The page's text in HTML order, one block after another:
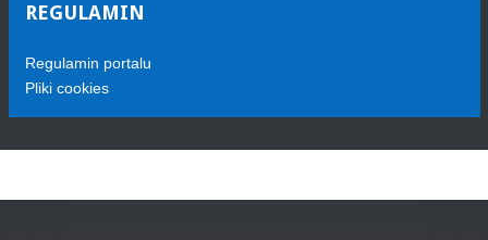
REGULAMIN
Regulamin portalu
Pliki cookies